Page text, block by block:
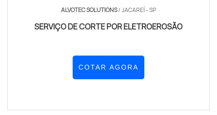
ALVOTEC SOLUTIONS/ JACAREÍ - SP
SERVIÇO DE CORTE POR ELETROEROSÃO
COTAR AGORA